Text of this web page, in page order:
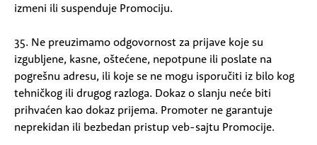
izmeni ili suspenduje Promociju.
35. Ne preuzimamo odgovornost za prijave koje su
izgubljene, kasne, oštećene, nepotpune ili poslate na
pogrešnu adresu, ili koje se ne mogu isporučiti iz bilo kog
tehničkog ili drugog razloga. Dokaz o slanju neće biti
prihvaćen kao dokaz prijema. Promoter ne garantuje
neprekidan ili bezbedan pristup veb-sajtu Promocije.